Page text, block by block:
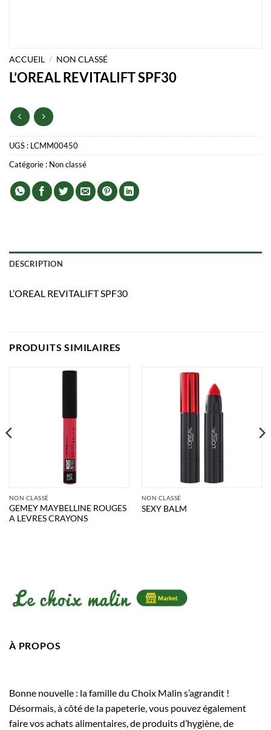
ACCUEIL / NON CLASSÉ
L’OREAL REVITALIFT SPF30
UGS : LCMM00450
Catégorie : Non classé
DESCRIPTION
L’OREAL REVITALIFT SPF30
PRODUITS SIMILAIRES
NON CLASSÉ
GEMEY MAYBELLINE ROUGES
A LEVRES CRAYONS
NON CLASSÉ
SEXY BALM
À PROPOS
Bonne nouvelle : la famille du Choix Malin s’agrandit !
Désormais, à côté de la papeterie, vous pouvez également
faire vos achats alimentaires, de produits d’hygiène, de